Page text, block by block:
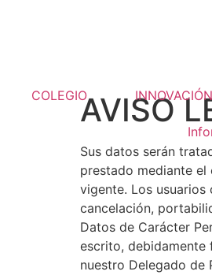
COLEGIOAVISO
Sus datos serán
prestado mediante
vigente. Los
cancelación,
Datos de Carácter
escrito, debidamente
nuestro Delegado de